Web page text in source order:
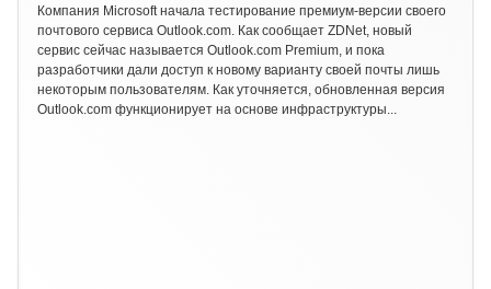
Компания Microsoft начала тестирование премиум-версии своего
почтового сервиса Outlook.com. Как сообщает ZDNet, новый
сервис сейчас называется Outlook.com Premium, и пока
разработчики дали доступ к новому варианту своей почты лишь
некоторым пользователям. Как уточняется, обновленная версия
Outlook.com функционирует на основе инфраструктуры...